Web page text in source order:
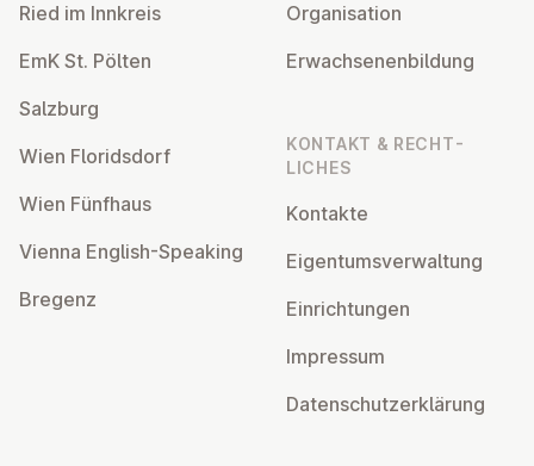
Ried im Innkreis
EmK St. Pölten
Salzburg
Wien Flor­idsdorf
Wien Fünfhaus
Vienna English-Speaking
Bregenz
Or­gan­isa­tion
Er­wach­sen­en­bildung
KONTAKT & RECHT­
LICHES
Kontakte
Ei­gentums­ver­wal­tung
Ein­rich­tun­gen
Impressum
Datens­chutzerklärung